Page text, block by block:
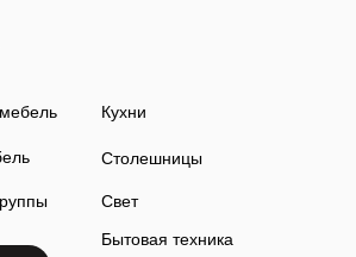
Кухни
Столешницы
Свет
Бытовая техника